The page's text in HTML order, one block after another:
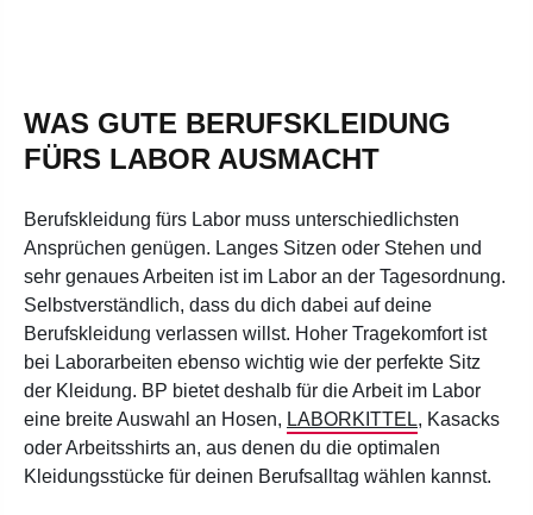
WAS GUTE BERUFSKLEIDUNG
FÜRS LABOR AUSMACHT
Berufskleidung fürs Labor muss unterschiedlichsten
Ansprüchen genügen. Langes Sitzen oder Stehen und
sehr genaues Arbeiten ist im Labor an der Tagesordnung.
Selbstverständlich, dass du dich dabei auf deine
Berufskleidung verlassen willst. Hoher Tragekomfort ist
bei Laborarbeiten ebenso wichtig wie der perfekte Sitz
der Kleidung. BP bietet deshalb für die Arbeit im Labor
eine breite Auswahl an Hosen, LABORKITTEL, Kasacks
oder Arbeitsshirts an, aus denen du die optimalen
Kleidungsstücke für deinen Berufsalltag wählen kannst.